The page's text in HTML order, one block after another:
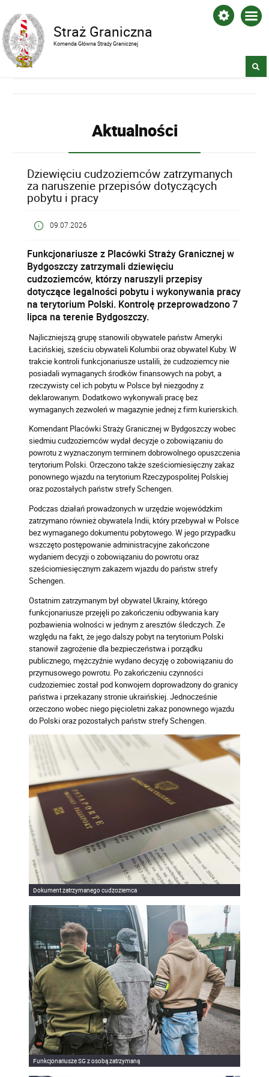
Straż Graniczna
Komenda Główna Straży Granicznej
Aktualności
Dziewięciu cudzoziemców zatrzymanych
za naruszenie przepisów dotyczących
pobytu i pracy
09.07.2026
Funkcjonariusze z Placówki Straży Granicznej w
Bydgoszczy zatrzymali dziewięciu
cudzoziemców, którzy naruszyli przepisy
dotyczące legalności pobytu i wykonywania pracy
na terytorium Polski. Kontrolę przeprowadzono 7
lipca na terenie Bydgoszczy.
Najliczniejszą grupę stanowili obywatele państw Ameryki
Łacińskiej, sześciu obywateli Kolumbii oraz obywatel Kuby. W
trakcie kontroli funkcjonariusze ustalili, że cudzoziemcy nie
posiadali wymaganych środków finansowych na pobyt, a
rzeczywisty cel ich pobytu w Polsce był niezgodny z
deklarowanym. Dodatkowo wykonywali pracę bez
wymaganych zezwoleń w magazynie jednej z firm kurierskich.
Komendant Placówki Straży Granicznej w Bydgoszczy wobec
siedmiu cudzoziemców wydał decyzje o zobowiązaniu do
powrotu z wyznaczonym terminem dobrowolnego opuszczenia
terytorium Polski. Orzeczono także sześciomiesięczny zakaz
ponownego wjazdu na terytorium Rzeczypospolitej Polskiej
oraz pozostałych państw strefy Schengen.
Podczas działań prowadzonych w urzędzie wojewódzkim
zatrzymano również obywatela Indii, który przebywał w Polsce
bez wymaganego dokumentu pobytowego. W jego przypadku
wszczęto postępowanie administracyjne zakończone
wydaniem decyzji o zobowiązaniu do powrotu oraz
sześciomiesięcznym zakazem wjazdu do państw strefy
Schengen.
Ostatnim zatrzymanym był obywatel Ukrainy, którego
funkcjonariusze przejęli po zakończeniu odbywania kary
pozbawienia wolności w jednym z aresztów śledczych. Ze
względu na fakt, że jego dalszy pobyt na terytorium Polski
stanowił zagrożenie dla bezpieczeństwa i porządku
publicznego, mężczyźnie wydano decyzję o zobowiązaniu do
przymusowego powrotu. Po zakończeniu czynności
cudzoziemiec został pod konwojem doprowadzony do granicy
państwa i przekazany stronie ukraińskiej. Jednocześnie
orzeczono wobec niego pięcioletni zakaz ponownego wjazdu
do Polski oraz pozostałych państw strefy Schengen.
Dokument zatrzymanego cudzoziemca
Funkcjonariusze SG z osobą zatrzymaną